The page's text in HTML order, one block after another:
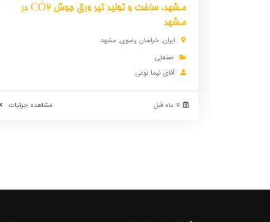
مشهد، ساخت و تولید تیر ورق جوش CO2 در
مشهد
ایران, خراسان رضوی, مشهد
صنعتی
آقای نیما نوعی
مشاهده جزئیات 9 ماه قبل